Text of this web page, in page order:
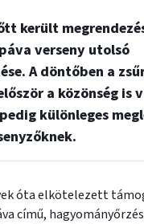
került
verseny utolsó
A döntőben a
a közönség is
különleges
óta elkötelezett
című,